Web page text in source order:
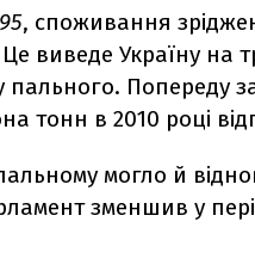
, споживання
виведе Україну на
пального. Попереду
тонн в 2010 році
могло й
зменшив у